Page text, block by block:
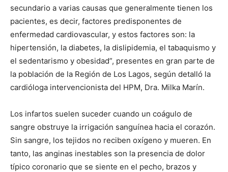
secundario a varias causas que generalmente tienen los
pacientes, es decir, factores predisponentes de
enfermedad cardiovascular, y estos factores son: la
hipertensión, la diabetes, la dislipidemia, el tabaquismo y
el sedentarismo y obesidad”, presentes en gran parte de
la población de la Región de Los Lagos, según detalló la
cardióloga intervencionista del HPM, Dra. Milka Marín.
Los infartos suelen suceder cuando un coágulo de
sangre obstruye la irrigación sanguínea hacia el corazón.
Sin sangre, los tejidos no reciben oxígeno y mueren. En
tanto, las anginas inestables son la presencia de dolor
típico coronario que se siente en el pecho, brazos y